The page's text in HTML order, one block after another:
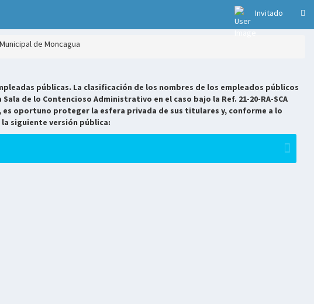
Invitado
de Moncagua
públicas. La clasificación de los nombres de los empleados públicos
de lo Contencioso Administrativo en el caso bajo la Ref. 21-20-RA-SCA
es oportuno proteger la esfera privada de sus titulares y, conforme a lo
siguiente versión pública: